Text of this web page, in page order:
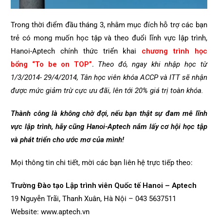
Trong thời điểm đầu tháng 3, nhằm mục đích hỗ trợ các bạn
trẻ có mong muốn học tập và theo đuổi lĩnh vực lập trình,
Hanoi-Aptech chính thức triển khai chương trình học
bổng “To be on TOP”. Theo đó, ngay khi nhập học từ
1/3/2014- 29/4/2014, Tân học viên khóa ACCP và ITT sẽ nhận
được mức giảm trừ cực ưu đãi, lên tới 20% giá trị toàn khóa.
Thành công là không chờ đợi, nếu bạn thật sự đam mê lĩnh
vực lập trình, hãy cũng Hanoi-Aptech nắm lấy cơ hội học tập
và phát triển cho ước mơ của mình!
Mọi thông tin chi tiết, mời các bạn liên hệ trực tiếp theo:
Trường Đào tạo Lập trình viên Quốc tế Hanoi – Aptech
19 Nguyễn Trãi, Thanh Xuân, Hà Nội – 043 5637511
Website: www.aptech.vn